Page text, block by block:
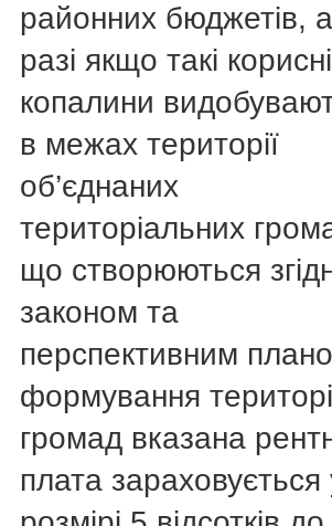
районних бюджетів,
разі якщо такі корисні
копалини
в межах території
об’єднаних
територіальних
що створюються
законом та
перспективним
формування
громад вказана
плата зараховується